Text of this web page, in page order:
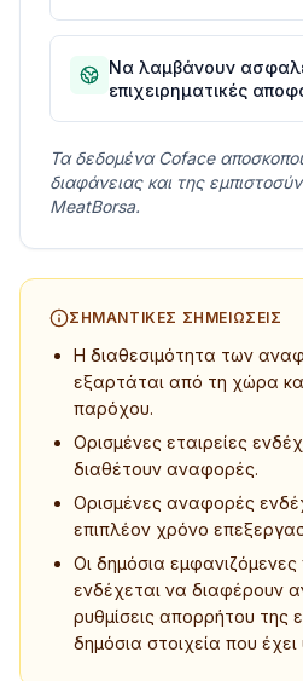
Να λαμβάνουν
επιχειρηματικές
Τα δεδομένα Coface
διαφάνειας και της
MeatBorsa.
ΣΗΜΑΝΤΙΚΈΣ ΣΗΜΕΙΏΣΕΙΣ
Η διαθεσιμότητα των
εξαρτάται από τη χώρα
παρόχου.
Ορισμένες εταιρείες
διαθέτουν αναφορές.
Ορισμένες αναφορές
επιπλέον χρόνο
Οι δημόσια
ενδέχεται να διαφέρουν
ρυθμίσεις απορρήτου της
δημόσια στοιχεία που έχει